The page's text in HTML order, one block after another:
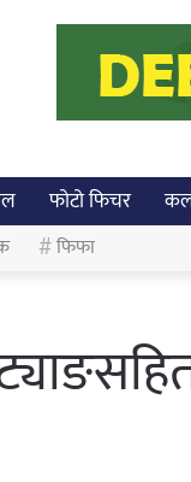
फोटो फिचर
फिफा